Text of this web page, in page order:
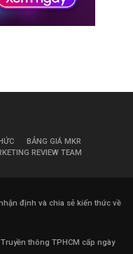
BẢNG GIÁ MKR
REVIEW TEAM
định và chia sẻ kiến thức về
thông TPHCM cấp ngày